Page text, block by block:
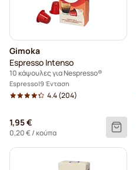
Gimoka
Espresso Intenso
10 κάψουλες για Nespresso®
Espresso 9 Ένταση
4.4(204)
1,95 €
0,20 €/ κούπα